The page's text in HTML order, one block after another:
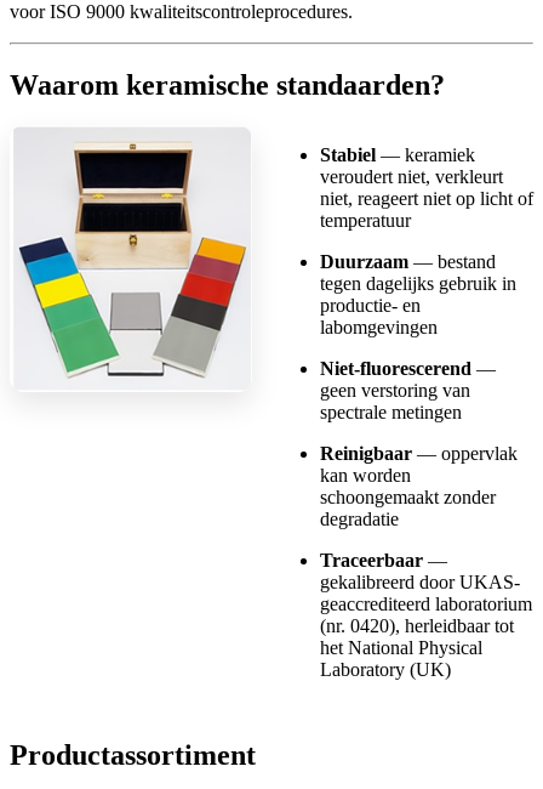
voor ISO 9000 kwaliteitscontroleprocedures.
Waarom keramische standaarden?
Stabiel — keramiek
veroudert niet, verkleurt
niet, reageert niet op licht of
temperatuur
Duurzaam — bestand
tegen dagelijks gebruik in
productie- en
labomgevingen
Niet-fluorescerend —
geen verstoring van
spectrale metingen
Reinigbaar — oppervlak
kan worden
schoongemaakt zonder
degradatie
Traceerbaar —
gekalibreerd door UKAS-
geaccrediteerd laboratorium
(nr. 0420), herleidbaar tot
het National Physical
Laboratory (UK)
Productassortiment